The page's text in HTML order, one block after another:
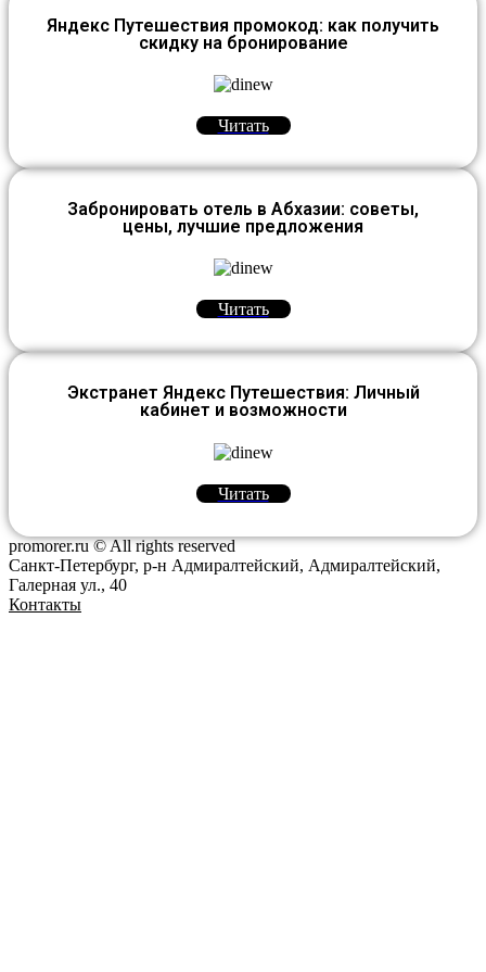
Яндекс Путешествия промокод: как получить
скидку на бронирование
Читать
Забронировать отель в Абхазии: советы,
цены, лучшие предложения
Читать
Экстранет Яндекс Путешествия: Личный
кабинет и возможности
Читать
promorer.ru © All rights reserved
Санкт-Петербург, р-н Адмиралтейский, Адмиралтейский,
Галерная ул., 40
Контакты